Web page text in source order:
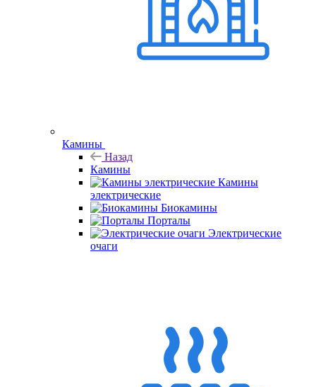
Камины
Назад
Камины
Камины
электрические
Биокамины
Порталы
Электрические
очаги